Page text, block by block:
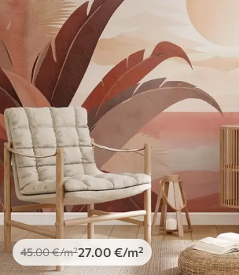
45.00€/m²27.00 €/m²